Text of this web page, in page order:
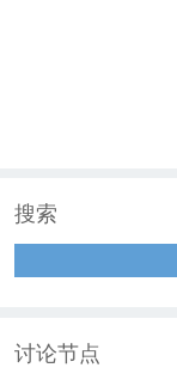
搜索
讨论节点